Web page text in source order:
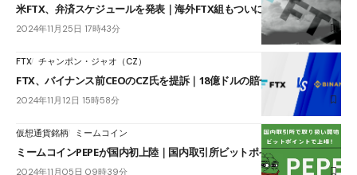
米FTX、弁済スケジュールを発表｜海外FTX組もついに救済か
2024年11月25日 17時43分
FTX チャンポン・ジャオ（CZ）
FTX、バイナンス前CEOのCZ氏を提訴｜18億ドルの賠償請求
2024年11月12日 15時58分
仮想通貨銘柄 ミームコイン
ミームコインPEPEが国内初上陸｜国内取引所ビットポイントで上場
2024年11月05日 09時39分